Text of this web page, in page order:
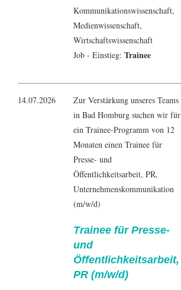
Kommunikationswissenschaft,
Medienwissenschaft,
Wirtschaftswissenschaft
Job - Einstieg: Trainee
14.07.2026
Zur Verstärkung unseres Teams
in Bad Homburg suchen wir für
ein Trainee-Programm von 12
Monaten einen Trainee für
Presse- und
Öffentlichkeitsarbeit, PR,
Unternehmenskommunikation
(m/w/d)
Trainee für Presse-
und
Öffentlichkeitsarbeit,
PR (m/w/d)